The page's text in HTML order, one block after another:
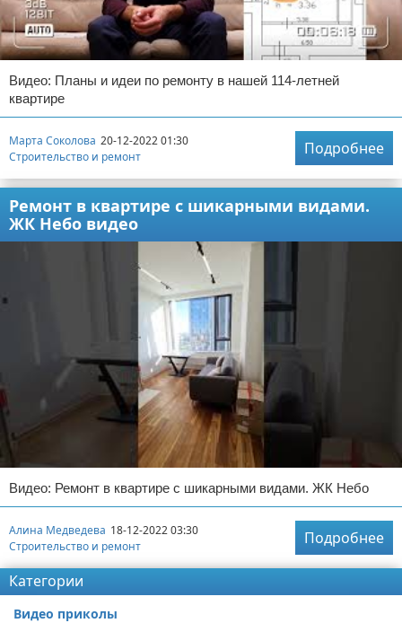
Видео: Планы и идеи по ремонту в нашей 114-летней
квартире
Марта Соколова 20-12-2022 01:30
Строительство и ремонт
Подробнее
Ремонт в квартире с шикарными видами.
ЖК Небо видео
Видео: Ремонт в квартире с шикарными видами. ЖК Небо
Алина Медведева 18-12-2022 03:30
Строительство и ремонт
Подробнее
Категории
Видео приколы